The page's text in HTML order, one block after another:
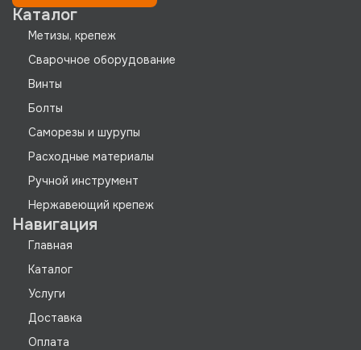
Каталог
Метизы, крепеж
Сварочное оборудование
Винты
Болты
Саморезы и шурупы
Расходные материалы
Ручной инструмент
Нержавеющий крепеж
Навигация
Главная
Каталог
Услуги
Доставка
Оплата